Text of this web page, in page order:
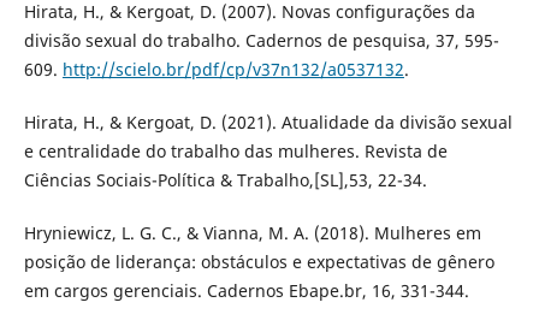
Hirata, H., & Kergoat, D. (2007). Novas configurações da
divisão sexual do trabalho. Cadernos de pesquisa, 37, 595-
609. http://scielo.br/pdf/cp/v37n132/a0537132.
Hirata, H., & Kergoat, D. (2021). Atualidade da divisão sexual
e centralidade do trabalho das mulheres. Revista de
Ciências Sociais-Política & Trabalho,[SL],53, 22-34.
Hryniewicz, L. G. C., & Vianna, M. A. (2018). Mulheres em
posição de liderança: obstáculos e expectativas de gênero
em cargos gerenciais. Cadernos Ebape.br, 16, 331-344.